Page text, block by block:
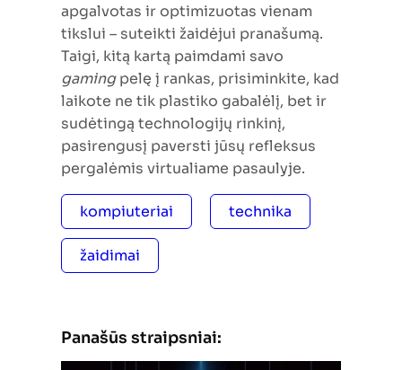
apgalvotas ir optimizuotas vienam
tikslui – suteikti žaidėjui pranašumą.
Taigi, kitą kartą paimdami savo
gamingpelę į rankas, prisiminkite, kad
laikote ne tik plastiko gabalėlį, bet ir
sudėtingą technologijų rinkinį,
pasirengusį paversti jūsų refleksus
pergalėmis virtualiame pasaulyje.
kompiuteriai technika
žaidimai
Panašūs straipsniai: